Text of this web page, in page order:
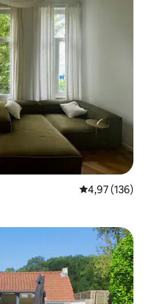
Průměrné
4,97 (136)